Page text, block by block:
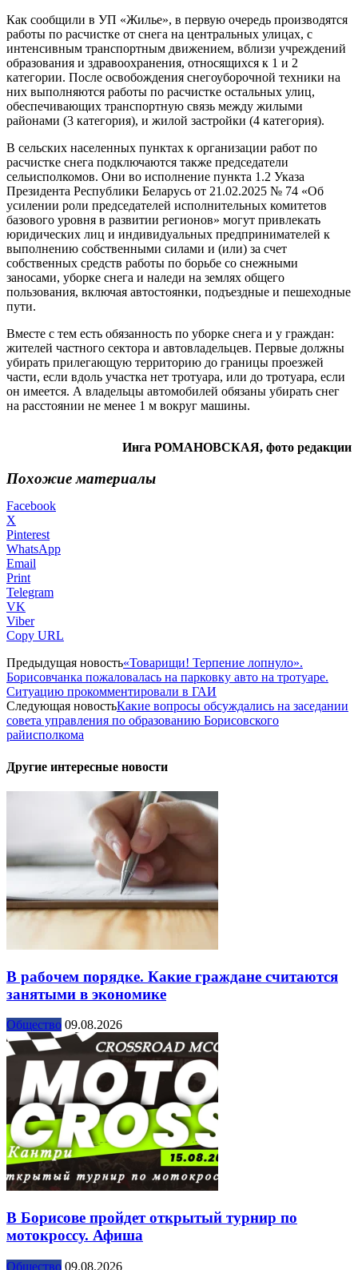
Как сообщили в УП «Жилье», в первую очередь производятся
работы по расчистке от снега на центральных улицах, с
интенсивным транспортным движением, вблизи учреждений
образования и здравоохранения, относящихся к 1 и 2
категории. После освобождения снегоуборочной техники на
них выполняются работы по расчистке остальных улиц,
обеспечивающих транспортную связь между жилыми
районами (3 категория), и жилой застройки (4 категория).
В сельских населенных пунктах к организации работ по
расчистке снега подключаются также председатели
сельисполкомов. Они во исполнение пункта 1.2 Указа
Президента Республики Беларусь от 21.02.2025 № 74 «Об
усилении роли председателей исполнительных комитетов
базового уровня в развитии регионов» могут привлекать
юридических лиц и индивидуальных предпринимателей к
выполнению собственными силами и (или) за счет
собственных средств работы по борьбе со снежными
заносами, уборке снега и наледи на землях общего
пользования, включая автостоянки, подъездные и пешеходные
пути.
Вместе с тем есть обязанность по уборке снега и у граждан:
жителей частного сектора и автовладельцев. Первые должны
убирать прилегающую территорию до границы проезжей
части, если вдоль участка нет тротуара, или до тротуара, если
он имеется. А владельцы автомобилей обязаны убирать снег
на расстоянии не менее 1 м вокруг машины.
Инга РОМАНОВСКАЯ, фото редакции
Похожие материалы
Facebook
X
Pinterest
WhatsApp
Email
Print
Telegram
VK
Viber
Copy URL
Предыдущая новость«Товарищи! Терпение лопнуло».
Борисовчанка пожаловалась на парковку авто на тротуаре.
Ситуацию прокомментировали в ГАИ
Следующая новостьКакие вопросы обсуждались на заседании
совета управления по образованию Борисовского
райисполкома
Другие интересные новости
В рабочем порядке. Какие граждане считаются
занятыми в экономике
Общество 09.08.2026
В Борисове пройдет открытый турнир по
мотокроссу. Афиша
Общество 09.08.2026